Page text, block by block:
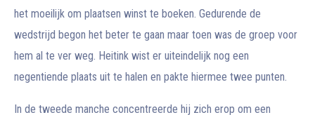
het moeilijk om plaatsen winst te boeken. Gedurende de
wedstrijd begon het beter te gaan maar toen was de groep voor
hem al te ver weg. Heitink wist er uiteindelijk nog een
negentiende plaats uit te halen en pakte hiermee twee punten.
In de tweede manche concentreerde hij zich erop om een